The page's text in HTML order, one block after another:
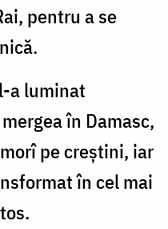
pentru a se
a luminat
în Damasc,
pe creştini, iar
în cel mai